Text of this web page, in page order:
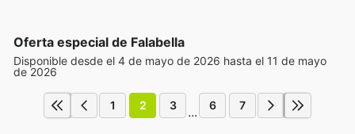
Oferta especial de Falabella
Disponible desde el 4 de mayo de 2026 hasta el 11 de mayo
de 2026
1 2 3 ... 6 7